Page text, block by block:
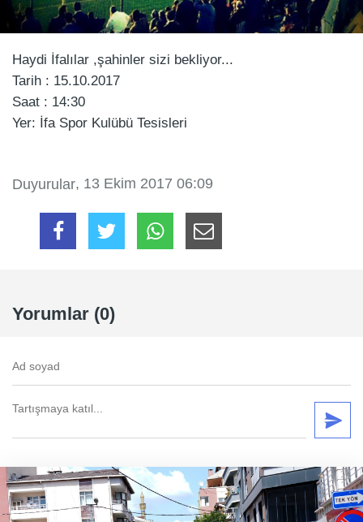
Haydi İfalılar ,şahinler sizi bekliyor...
Tarih : 15.10.2017
Saat : 14:30
Yer: İfa Spor Kulübü Tesisleri
Duyurular, 13 Ekim 2017 06:09
Yorumlar (0)